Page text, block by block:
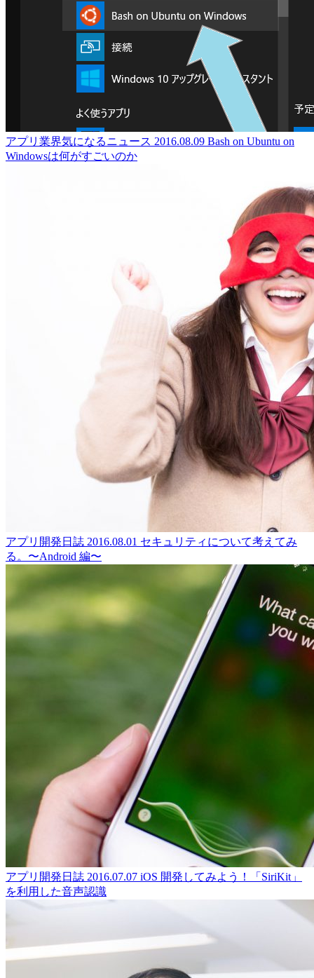
アプリ業界気になるニュース 2016.08.09 Bash on Ubuntu on
Windowsは何がすごいのか
アプリ開発日誌 2016.08.01 セキュリティについて考えてみ
る。〜Android 編〜
アプリ開発日誌 2016.07.07 iOS 開発してみよう！「SiriKit」
を利用した音声認識